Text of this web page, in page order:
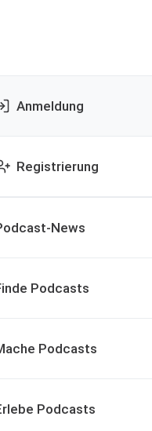
Anmeldung
Registrierung
News
Podcasts
Podcasts
Podcasts